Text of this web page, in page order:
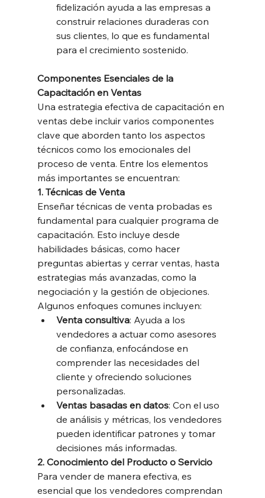
fidelización ayuda a las empresas a
construir relaciones duraderas con
sus clientes, lo que es fundamental
para el crecimiento sostenido.
Componentes Esenciales de la
Capacitación en Ventas
Una estrategia efectiva de capacitación en
ventas debe incluir varios componentes
clave que aborden tanto los aspectos
técnicos como los emocionales del
proceso de venta. Entre los elementos
más importantes se encuentran:
1. Técnicas de Venta
Enseñar técnicas de venta probadas es
fundamental para cualquier programa de
capacitación. Esto incluye desde
habilidades básicas, como hacer
preguntas abiertas y cerrar ventas, hasta
estrategias más avanzadas, como la
negociación y la gestión de objeciones.
Algunos enfoques comunes incluyen:
Venta consultiva: Ayuda a los
vendedores a actuar como asesores
de confianza, enfocándose en
comprender las necesidades del
cliente y ofreciendo soluciones
personalizadas.
Ventas basadas en datos: Con el uso
de análisis y métricas, los vendedores
pueden identificar patrones y tomar
decisiones más informadas.
2. Conocimiento del Producto o Servicio
Para vender de manera efectiva, es
esencial que los vendedores comprendan